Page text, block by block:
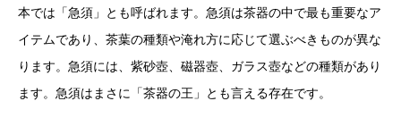
本では「急須」とも呼ばれます。急須は茶器の中で最も重要なア
イテムであり、茶葉の種類や淹れ方に応じて選ぶべきものが異な
ります。急須には、紫砂壺、磁器壺、ガラス壺などの種類があり
ます。急須はまさに「茶器の王」とも言える存在です。